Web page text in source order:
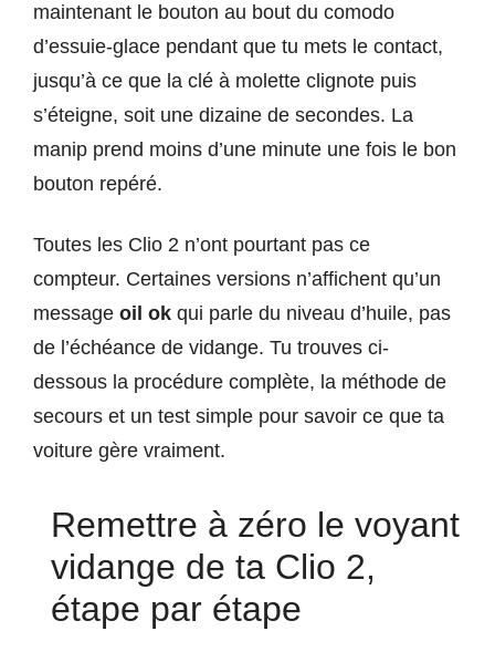
maintenant le bouton au bout du comodo
d’essuie-glace pendant que tu mets le contact,
jusqu’à ce que la clé à molette clignote puis
s’éteigne, soit une dizaine de secondes. La
manip prend moins d’une minute une fois le bon
bouton repéré.
Toutes les Clio 2 n’ont pourtant pas ce
compteur. Certaines versions n’affichent qu’un
message oil ok qui parle du niveau d’huile, pas
de l’échéance de vidange. Tu trouves ci-
dessous la procédure complète, la méthode de
secours et un test simple pour savoir ce que ta
voiture gère vraiment.
Remettre à zéro le voyant
vidange de ta Clio 2,
étape par étape